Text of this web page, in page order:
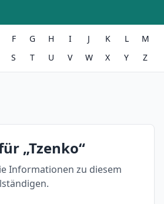
F G H I J K L
M
S T U V W X Y Z
„Tzenko“
Informationen zu diesem